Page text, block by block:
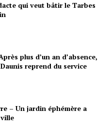
qui veut bâtir le Tarbes
plus d’un an d’absence,
reprend du service
– Un jardin éphémère a